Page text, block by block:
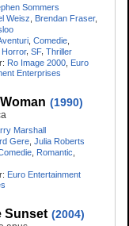
Sommers
Weisz Brendan Fraser,
Comedie
Horror, SF, Thriller
Ro Image 2000 Euro
Enterprises
(1990)
Marshall
Gere Julia Roberts
Romantic
Euro Entertainment
Sunset (2004)